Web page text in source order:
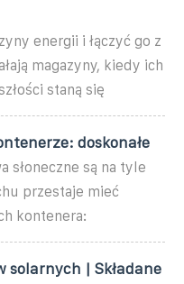
energii i łączyć go z
magazyny, kiedy ich
staną się
doskonałe
słoneczne są na tyle
przestaje mieć
kontenera:
solarnych | Składane